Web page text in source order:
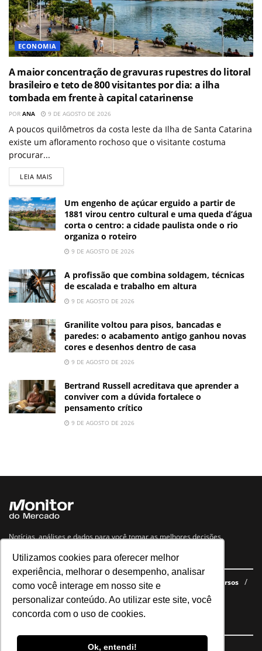
Utilizamos cookies para oferecer melhor
experiência, melhorar o desempenho, analisar
como você interage em nosso site e
personalizar conteúdo. Ao utilizar este site, você
concorda com o uso de cookies.
Ok, entendi!
ECONOMIA
A maior concentração de gravuras rupestres do litoral
brasileiro e teto de 800 visitantes por dia: a ilha
tombada em frente à capital catarinense
POR ANA 9 DE AGOSTO DE 2026
A poucos quilômetros da costa leste da Ilha de Santa Catarina
existe um afloramento rochoso que o visitante costuma
procurar...
LEIA MAIS
Um engenho de açúcar erguido a partir de
1881 virou centro cultural e uma queda d’água
corta o centro: a cidade paulista onde o rio
organiza o roteiro
9 DE AGOSTO DE 2026
A profissão que combina soldagem, técnicas
de escalada e trabalho em altura
9 DE AGOSTO DE 2026
Granilite voltou para pisos, bancadas e
paredes: o acabamento antigo ganhou novas
cores e desenhos dentro de casa
9 DE AGOSTO DE 2026
Bertrand Russell acreditava que aprender a
conviver com a dúvida fortalece o
pensamento crítico
9 DE AGOSTO DE 2026
Notícias, análises e dados para você tomar as melhores decisões.
Navegue no site
Últimas notícias Quem somos E-books gratuitos
Cursos
Política de privacidade